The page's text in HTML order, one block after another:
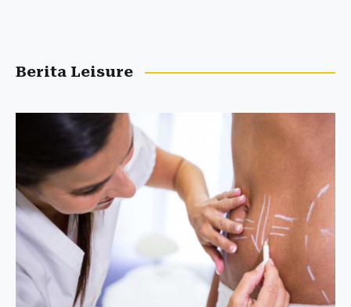
Berita Leisure